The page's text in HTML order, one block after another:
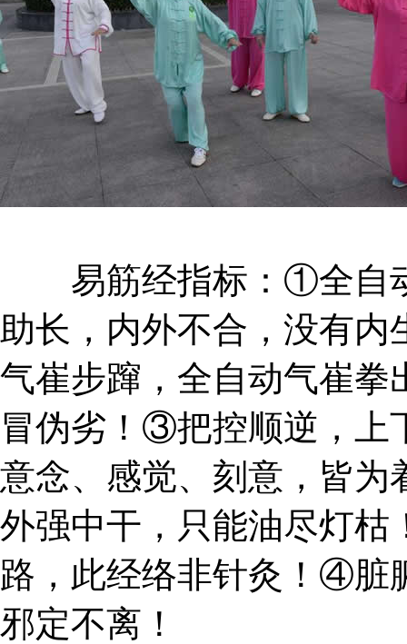
易筋经指标：①全自动
助长，内外不合，没有
气崔步蹿，全自动气崔拳
冒伪劣！③把控顺逆，上
意念、感觉、刻意，皆为
外强中干，只能油尽灯枯
路，此经络非针灸！④脏
邪定不离！